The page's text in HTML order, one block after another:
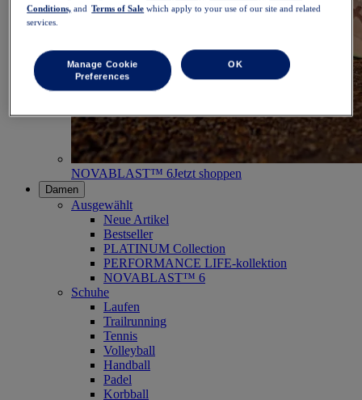
NOVABLAST™ 6Jetzt shoppen
Damen
Ausgewählt
Neue Artikel
Bestseller
PLATINUM Collection
PERFORMANCE LIFE-kollektion
NOVABLAST™ 6
Schuhe
Laufen
Trailrunning
Tennis
Volleyball
Handball
Padel
Korbball
Conditions, and Terms of Sale which apply to your use of our site and related
services.
Manage Cookie
Preferences
OK